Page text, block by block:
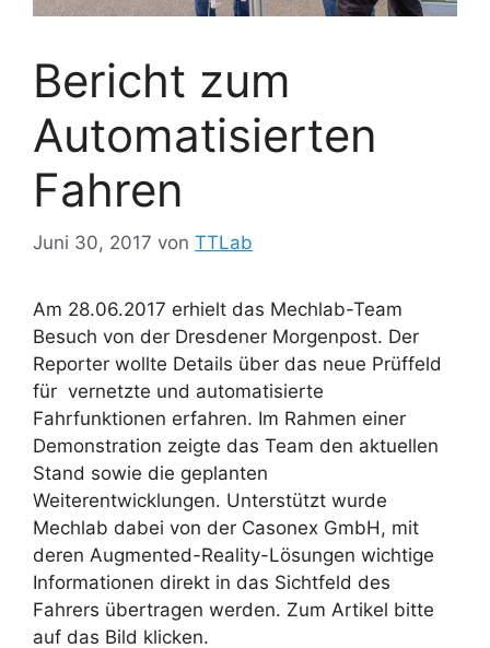
Bericht zum
Automatisierten
Fahren
Juni 30, 2017 von TTLab
Am 28.06.2017 erhielt das Mechlab-Team
Besuch von der Dresdener Morgenpost. Der
Reporter wollte Details über das neue Prüffeld
für vernetzte und automatisierte
Fahrfunktionen erfahren. Im Rahmen einer
Demonstration zeigte das Team den aktuellen
Stand sowie die geplanten
Weiterentwicklungen. Unterstützt wurde
Mechlab dabei von der Casonex GmbH, mit
deren Augmented-Reality-Lösungen wichtige
Informationen direkt in das Sichtfeld des
Fahrers übertragen werden. Zum Artikel bitte
auf das Bild klicken.